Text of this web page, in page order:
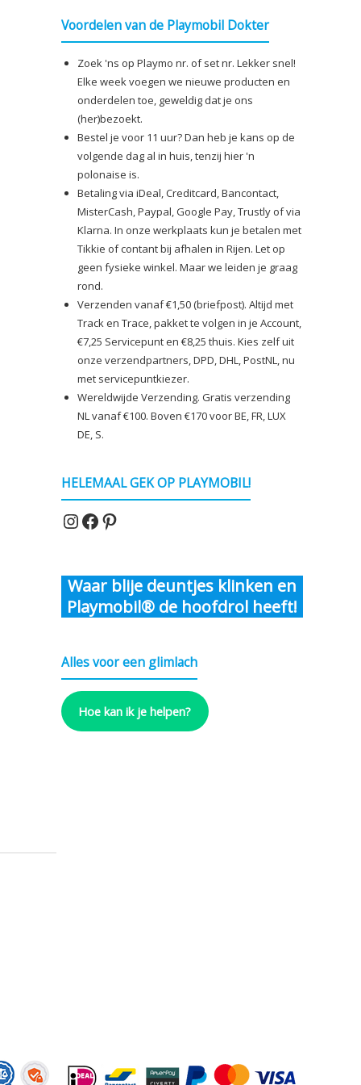
€2,50
Voordelen van de Playmobil Dokter
Zoek 'ns op Playmo nr. of set nr. Lekker snel!
Elke week voegen we nieuwe producten en
onderdelen toe, geweldig dat je ons
(her)bezoekt.
Bestel je voor 11 uur? Dan heb je kans op de
volgende dag al in huis, tenzij hier 'n
polonaise is.
Betaling via iDeal, Creditcard, Bancontact,
MisterCash, Paypal, Google Pay, Trustly of via
Klarna. In onze werkplaats kun je betalen met
Tikkie of contant bij afhalen in Rijen. Let op
geen fysieke winkel. Maar we leiden je graag
rond.
Verzenden vanaf €1,50 (briefpost). Altijd met
Track en Trace, pakket te volgen in je Account,
€7,25 Servicepunt en €8,25 thuis. Kies zelf uit
onze verzendpartners, DPD, DHL, PostNL, nu
met servicepuntkiezer.
Wereldwijde Verzending. Gratis verzending
NL vanaf €100. Boven €170 voor BE, FR, LUX
DE, S.
HELEMAAL GEK OP PLAYMOBIL!
Instagram
Facebook
Pinterest
Waar blije deuntjes klinken en
Playmobil® de hoofdrol heeft!
Alles voor een glimlach
Hoe kan ik je helpen?